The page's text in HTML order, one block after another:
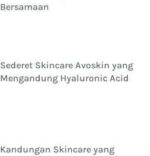
Bersamaan
Sederet Skincare Avoskin yang
Mengandung Hyaluronic Acid
Kandungan Skincare yang